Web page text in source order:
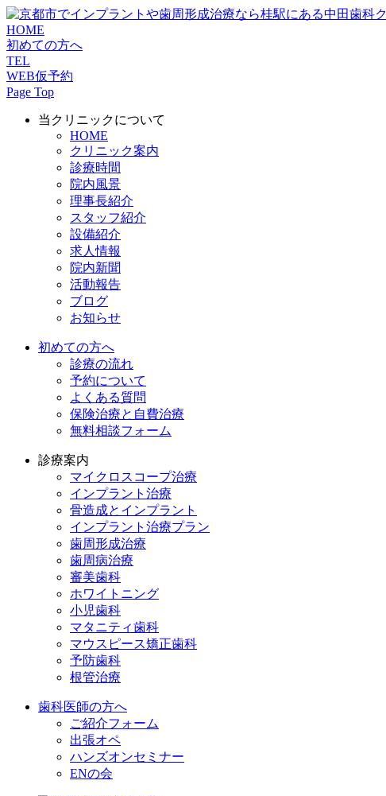
HOME
初めての方へ
TEL
WEB仮予約
Page Top
当クリニックについて
HOME
クリニック案内
診療時間
院内風景
理事長紹介
スタッフ紹介
設備紹介
求人情報
院内新聞
活動報告
ブログ
お知らせ
初めての方へ
診療の流れ
予約について
よくある質問
保険治療と自費治療
無料相談フォーム
診療案内
マイクロスコープ治療
インプラント治療
骨造成とインプラント
インプラント治療プラン
歯周形成治療
歯周病治療
審美歯科
ホワイトニング
小児歯科
マタニティ歯科
マウスピース矯正歯科
予防⻭科
根管治療
歯科医師の方へ
ご紹介フォーム
出張オペ
ハンズオンセミナー
ENの会